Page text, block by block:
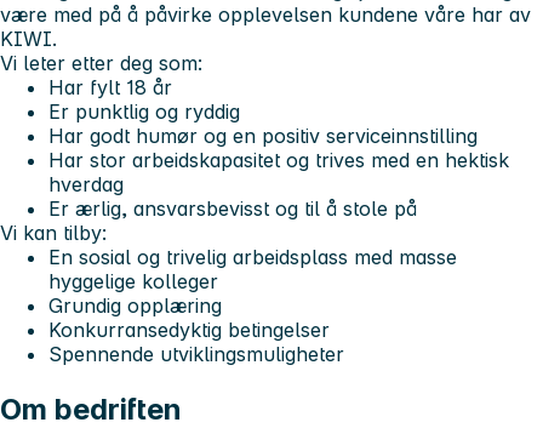
være med på å påvirke opplevelsen kundene våre har av
KIWI.
Vi leter etter deg som:
Har fylt 18 år
Er punktlig og ryddig
Har godt humør og en positiv serviceinnstilling
Har stor arbeidskapasitet og trives med en hektisk
hverdag
Er ærlig, ansvarsbevisst og til å stole på
Vi kan tilby:
En sosial og trivelig arbeidsplass med masse
hyggelige kolleger
Grundig opplæring
Konkurransedyktig betingelser
Spennende utviklingsmuligheter
Om bedriften